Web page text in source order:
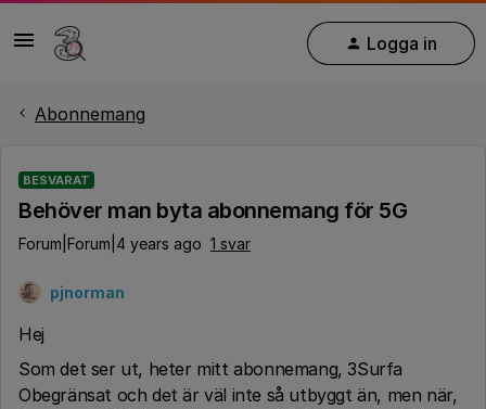
Logga in
Abonnemang
BESVARAT
Behöver man byta abonnemang för 5G
Forum|Forum|4 years ago 1 svar
pjnorman
Hej
Som det ser ut, heter mitt abonnemang, 3Surfa
Obegränsat och det är väl inte så utbyggt än, men när,